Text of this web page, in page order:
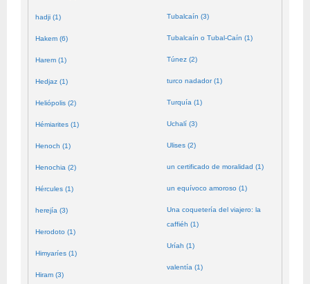
hadji (1)
Hakem (6)
Harem (1)
Hedjaz (1)
Heliópolis (2)
Hémiarites (1)
Henoch (1)
Henochia (2)
Hércules (1)
herejía (3)
Herodoto (1)
Himyaríes (1)
Hiram (3)
Tubalcaín (3)
Tubalcaín o Tubal-Caín (1)
Túnez (2)
turco nadador (1)
Turquía (1)
Uchalí (3)
Ulises (2)
un certificado de moralidad (1)
un equívoco amoroso (1)
Una coquetería del viajero: la
caffiéh (1)
Uríah (1)
valentía (1)